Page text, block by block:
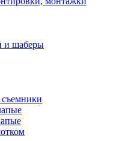
и шаберы
съемники